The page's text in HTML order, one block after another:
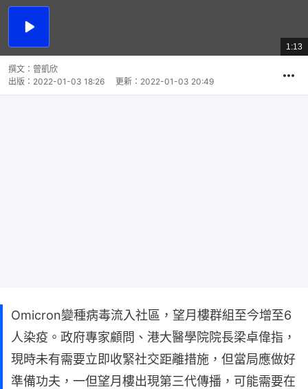
播
總
共
1:13
撰文： 曾凱欣
出版： 2022-01-03 18:26 更新： 2022-01-03 20:49
Omicron變種病毒流入社區，望月樓群組至今增至6
人染疫。政府專家顧問、港大醫學院院長梁卓偉指，
現時未有需要立即收緊社交距離措施，但當局應做好
準備功夫，一但望月樓出現第三代傳播，可能需要在